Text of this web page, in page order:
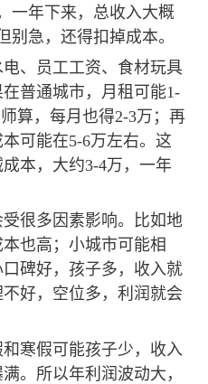
一年下来，总收入大概
别急，还得扣掉成本。
、员工工资、食材玩具
普通城市，月租可能1-
算，每月也得2-3万；再
可能在5-6万左右。这
本，大约3-4万，一年
很多因素影响。比如地
也高；小城市可能相
碑好，孩子多，收入就
好，空位多，利润就会
寒假可能孩子少，收入
。所以年利润波动大，